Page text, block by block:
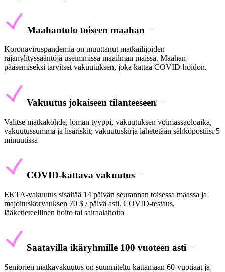
Maahantulo toiseen maahan
Koronaviruspandemia on muuttanut matkailijoiden
rajanylityssääntöjä useimmissa maailman maissa. Maahan
pääsemiseksi tarvitset vakuutuksen, joka kattaa COVID-hoidon.
Vakuutus jokaiseen tilanteeseen
Valitse matkakohde, loman tyyppi, vakuutuksen voimassaoloaika,
vakuutussumma ja lisäriskit; vakuutuskirja lähetetään sähköpostiisi 5
minuutissa
COVID-kattava vakuutus
EKTA-vakuutus sisältää 14 päivän seurannan toisessa maassa ja
majoituskorvauksen 70 $ / päivä asti. COVID-testaus,
lääketieteellinen hoito tai sairaalahoito
Saatavilla ikäryhmille 100 vuoteen asti
Seniorien matkavakuutus on suunniteltu kattamaan 60-vuotiaat ja